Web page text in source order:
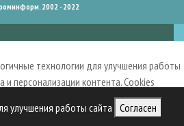
улучшения работы сайта Согласен
2002 - 2022
технологии для улучшения работы
и персонализации контента. Cookies